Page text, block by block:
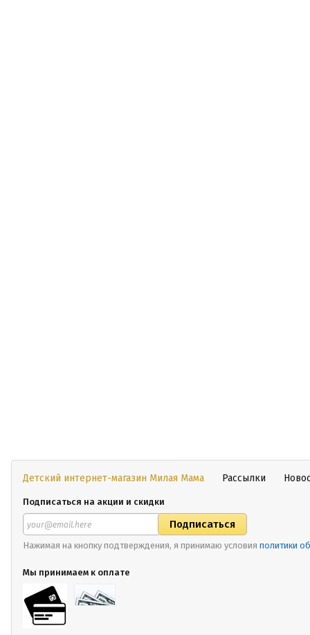
Детский интернет-магазин Милая Мама Рассылки
Подписаться на акции и скидки
Нажимая на кнопку подтверждения, я принимаю условия политики
Мы принимаем к оплате